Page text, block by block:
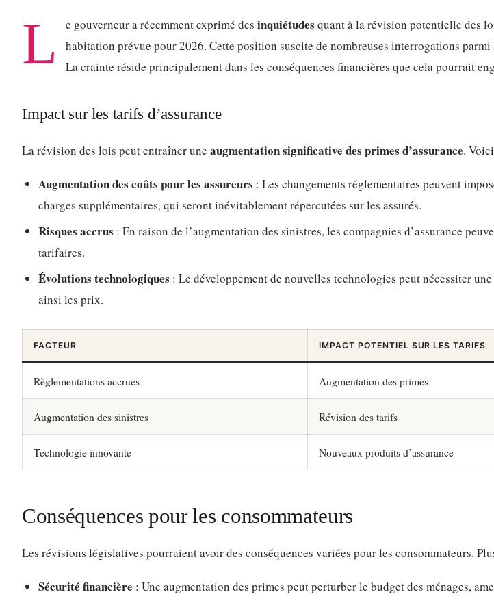
L e gouverneur a récemment exprimé des inquiétudes quant à la révision potentielle des
habitation prévue pour 2026. Cette position suscite de nombreuses interrogations parmi
La crainte réside principalement dans les conséquences financières que cela pourrait
Impact sur les tarifs d’assurance
La révision des lois peut entraîner une augmentation significative des primes d’assurance.
Augmentation des coûts pour les assureurs : Les changements réglementaires peuvent
charges supplémentaires, qui seront inévitablement répercutées sur les assurés.
Risques accrus : En raison de l’augmentation des sinistres, les compagnies d’assurance
tarifaires.
Évolutions technologiques : Le développement de nouvelles technologies peut nécessiter
ainsi les prix.
FACTEUR IMPACT POTENTIEL SUR LES TARIFS
Règlementations accrues Augmentation des primes
Augmentation des sinistres Révision des tarifs
Technologie innovante Nouveaux produits d’assurance
Conséquences pour les consommateurs
Les révisions législatives pourraient avoir des conséquences variées pour les consommateurs.
Sécurité financière : Une augmentation des primes peut perturber le budget des ménages,